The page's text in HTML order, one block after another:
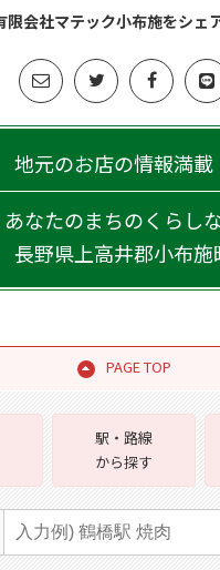
限会社マテック小布施をシェ
地元のお店の情報満載
あなたのまちのくらし
長野県上高井郡小布施
PAGE TOP
駅・路線
から探す